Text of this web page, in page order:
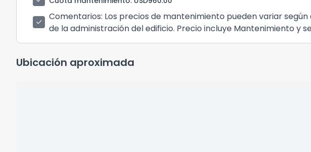
check Comentarios: Los precios de mantenimiento pueden variar
de la administración del edificio. Precio incluye Mantenimiento y
Ubicación aproximada